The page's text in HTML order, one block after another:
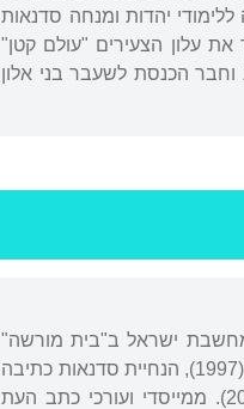
יהדות ומנחה סדנאות
עלון הצעירים "עולם קטן"
וחבר הכנסת לשעבר בני אלון
בתקוע. בוגר ישיבת ההסדר "ימית" בנווה דקלים (1988-1983). למד מחשבת ישראל ב"בית מורשה"
בירושלים (1989-1991), לימודי יהדות בבית המדרש "אלול" בירושלים (1995-2001), הנחיית קבוצות ב"אלול" (1997), הנחיית סדנאות כתיבה
במכון מיל"ה ובמתא"ן (1999-2001) ותסריטאות ב"מעלה" (2002-2003). לקטור של הוצאת כתר (מאז 2007). ממייסדי ועורכי כתב העת